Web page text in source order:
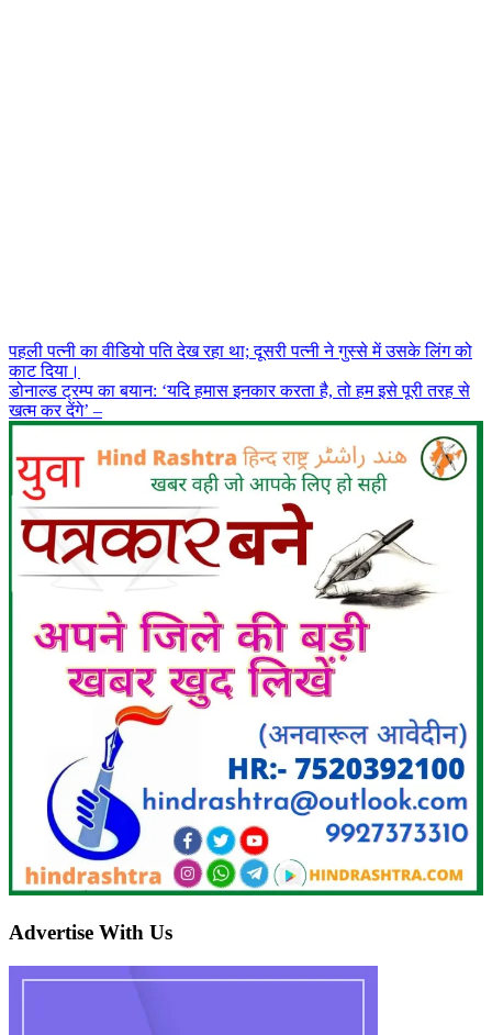
Post
navigation
पहली पत्नी का वीडियो पति देख रहा था; दूसरी पत्नी ने गुस्से में उसके लिंग को
काट दिया।
डोनाल्ड ट्रम्प का बयान: ‘यदि हमास इनकार करता है, तो हम इसे पूरी तरह से
खत्म कर देंगे’ –
Advertise With Us